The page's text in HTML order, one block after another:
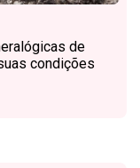
de
condições